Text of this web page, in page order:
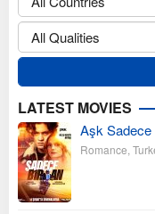
LATEST MOVIES
Aşk
Romance